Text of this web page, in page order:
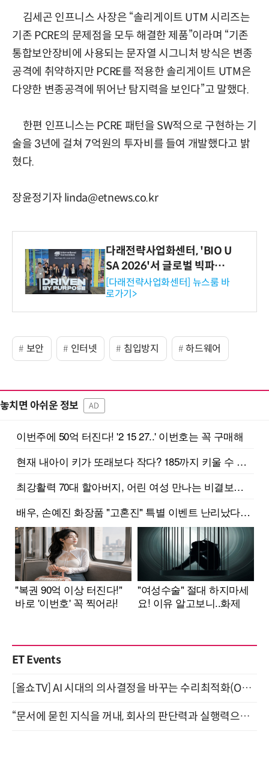
김세곤 인프니스 사장은 “솔리게이트 UTM 시리즈는
기존 PCRE의 문제점을 모두 해결한 제품”이라며 “기존
통합보안장비에 사용되는 문자열 시그니처 방식은 변종
공격에 취약하지만 PCRE를 적용한 솔리게이트 UTM은
다양한 변종공격에 뛰어난 탐지력을 보인다”고 말했다.
한편 인프니스는 PCRE 패턴을 SW적으로 구현하는 기
술을 3년에 걸쳐 7억원의 투자비를 들여 개발했다고 밝
혔다.
장윤정기자 linda@etnews.co.kr
다래전략사업화센터, 'BIO U
SA 2026'서 글로벌 빅파마
와의 비즈니스 미팅 지원…K
-바이오 해외 진출 교두보 확
보
[다래전략사업화센터] 뉴스룸 바
로가기>
보안 인터넷 침입방지 하드웨어
놓치면 아쉬운 정보 AD
ET Events
[올쇼TV] AI 시대의 의사결정을 바꾸는 수리최적화(Optimization) 소개 (8/20 생방송)
“문서에 묻힌 지식을 꺼내, 회사의 판단력과 실행력으로 바꾸다” (8/20)